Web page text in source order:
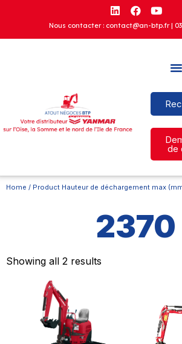
Nous contacter : contact@an-btp.fr |
de
Home / Product Hauteur de déchargement max
2370
Showing all 2 results